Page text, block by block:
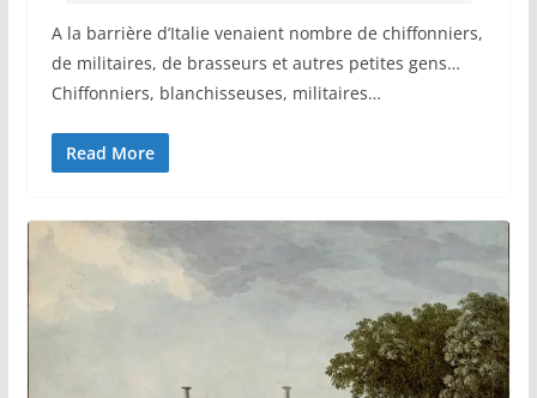
A la barrière d’Italie venaient nombre de chiffonniers,
de militaires, de brasseurs et autres petites gens…
Chiffonniers, blanchisseuses, militaires…
Read More